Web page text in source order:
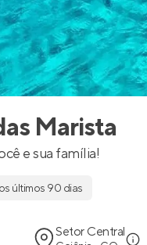
Marista
e sua família!
últimos 90 dias
Setor Central